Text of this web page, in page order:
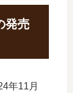
発売
年11月